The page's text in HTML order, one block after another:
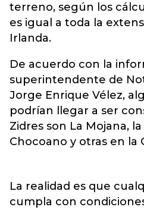
terreno, según los
es igual a toda la
Irlanda.
De acuerdo con la
superintendente de
Jorge Enrique Vélez,
podrían llegar a ser
Zidres son La Mojana,
Chocoano y otras en la
La realidad es que
cumpla con